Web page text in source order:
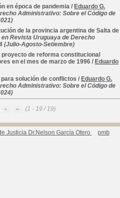
en época de pandemia / Eduardo G.
Administrativo: Sobre el Código de
de la provincia argentina de Salta de
en Revista Uruguaya de Derecho
(Julio-Agosto-Setiembre)
de reforma constitucional
en el mes de marzo de 1996 / Eduardo
solución de conflictos / Eduardo G.
Administrativo: Sobre el Código de
(1 - 19 / 19)
Justicia Dr.Nelson García Otero pmb